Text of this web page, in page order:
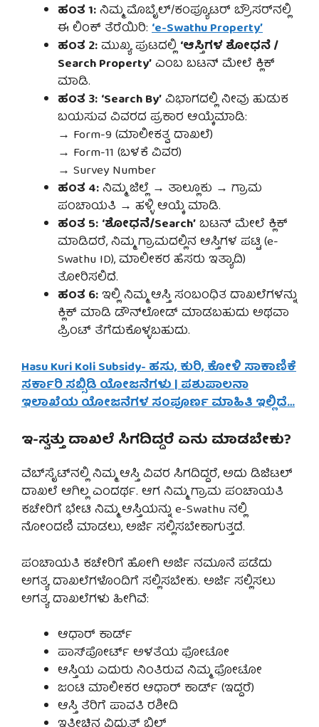
ಹಂತ 1:ನಿಮ್ಮ ಮೊಬೈಲ್/ಕಂಪ್ಯೂಟರ್ ಬ್ರೌಸರ್‌ನಲ್ಲಿ
ಈ ಲಿಂಕ್ ತೆರೆಯಿರಿ: ‘e-Swathu Property’
ಹಂತ 2:ಮುಖ್ಯ ಪುಟದಲ್ಲಿ‘ಆಸ್ತಿಗಳ ಶೋಧನೆ /
Search Property’ಎಂಬ ಬಟನ್ ಮೇಲೆ ಕ್ಲಿಕ್
ಮಾಡಿ.
ಹಂತ 3: ‘Search By’ವಿಭಾಗದಲ್ಲಿ ನೀವು ಹುಡುಕ
ಬಯಸುವ ವಿವರದ ಪ್ರಕಾರ ಆಯ್ಕೆಮಾಡಿ:
→ Form-9 (ಮಾಲೀಕತ್ವ ದಾಖಲೆ)
→ Form-11 (ಬಳಕೆ ವಿವರ)
→ Survey Number
ಹಂತ 4:ನಿಮ್ಮ ಜಿಲ್ಲೆ → ತಾಲ್ಲೂಕು → ಗ್ರಾಮ
ಪಂಚಾಯತಿ → ಹಳ್ಳಿ ಆಯ್ಕೆ ಮಾಡಿ.
ಹಂತ 5: ‘ಶೋಧನೆ/Search’ಬಟನ್ ಮೇಲೆ ಕ್ಲಿಕ್
ಮಾಡಿದರೆ, ನಿಮ್ಮ ಗ್ರಾಮದಲ್ಲಿನ ಆಸ್ತಿಗಳ ಪಟ್ಟಿ (e-
Swathu ID), ಮಾಲೀಕರ ಹೆಸರು ಇತ್ಯಾದಿ)
ತೋರಿಸಲಿದೆ.
ಹಂತ 6:ಇಲ್ಲಿ ನಿಮ್ಮ ಆಸ್ತಿ ಸಂಬಂಧಿತ ದಾಖಲೆಗಳನ್ನು
ಕ್ಲಿಕ್ ಮಾಡಿ ಡೌನ್‌ಲೋಡ್ ಮಾಡಬಹುದು ಅಥವಾ
ಪ್ರಿಂಟ್ ತೆಗೆದುಕೊಳ್ಳಬಹುದು.
Hasu Kuri Koli Subsidy- ಹಸು, ಕುರಿ, ಕೋಳಿ ಸಾಕಾಣಿಕೆ
ಸರ್ಕಾರಿ ಸಬ್ಸಿಡಿ ಯೋಜನೆಗಳು | ಪಶುಪಾಲನಾ
ಇಲಾಖೆಯ ಯೋಜನೆಗಳ ಸಂಪೂರ್ಣ ಮಾಹಿತಿ ಇಲ್ಲಿದೆ…
ಇ-ಸ್ವತ್ತು ದಾಖಲೆ ಸಿಗದಿದ್ದರೆ ಏನು ಮಾಡಬೇಕು?
ವೆಬ್‌ಸೈಟ್‌ನಲ್ಲಿ ನಿಮ್ಮ ಆಸ್ತಿ ವಿವರ ಸಿಗದಿದ್ದರೆ, ಅದು ಡಿಜಿಟಲ್
ದಾಖಲೆ ಆಗಿಲ್ಲ ಎಂದರ್ಥ. ಆಗ ನಿಮ್ಮ ಗ್ರಾಮ ಪಂಚಾಯತಿ
ಕಚೇರಿಗೆ ಭೇಟಿ ನಿಮ್ಮ ಆಸ್ತಿಯನ್ನು e-Swathu ನಲ್ಲಿ
ನೋಂದಣಿ ಮಾಡಲು, ಅರ್ಜಿ ಸಲ್ಲಿಸಬೇಕಾಗುತ್ತದೆ.
ಪಂಚಾಯತಿ ಕಚೇರಿಗೆ ಹೋಗಿ ಅರ್ಜಿ ನಮೂನೆ ಪಡೆದು
ಅಗತ್ಯ ದಾಖಲೆಗಳೊಂದಿಗೆ ಸಲ್ಲಿಸಬೇಕು. ಅರ್ಜಿ ಸಲ್ಲಿಸಲು
ಅಗತ್ಯ ದಾಖಲೆಗಳು ಹೀಗಿವೆ:
ಆಧಾರ್ ಕಾರ್ಡ್
ಪಾಸ್‌ಪೋರ್ಟ್ ಅಳತೆಯ ಫೋಟೋ
ಆಸ್ತಿಯ ಎದುರು ನಿಂತಿರುವ ನಿಮ್ಮ ಫೋಟೋ
ಜಂಟಿ ಮಾಲೀಕರ ಆಧಾರ್ ಕಾರ್ಡ್ (ಇದ್ದರೆ)
ಆಸ್ತಿ ತೆರಿಗೆ ಪಾವತಿ ರಶೀದಿ